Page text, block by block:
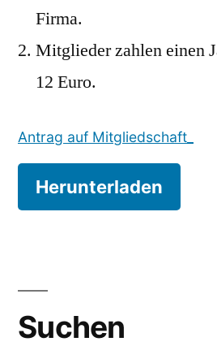
Firma.
Mitglieder zahlen einen
12 Euro.
Antrag auf Mitgliedschaft_
Herunterladen
Suchen